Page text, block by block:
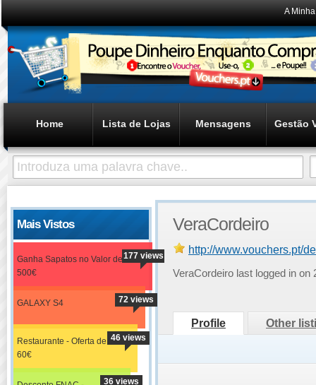
A
Home Lista de Lojas Mensagens Gestão
Mais Vistos
Ganha Sapatos no Valor de
500€
177 views
GALAXY S4 72 views
Restaurante - Oferta de
60€
46 views
36 views
VeraCordeiro
http://www.vouchers.pt/
VeraCordeiro last logged in
Profile Other